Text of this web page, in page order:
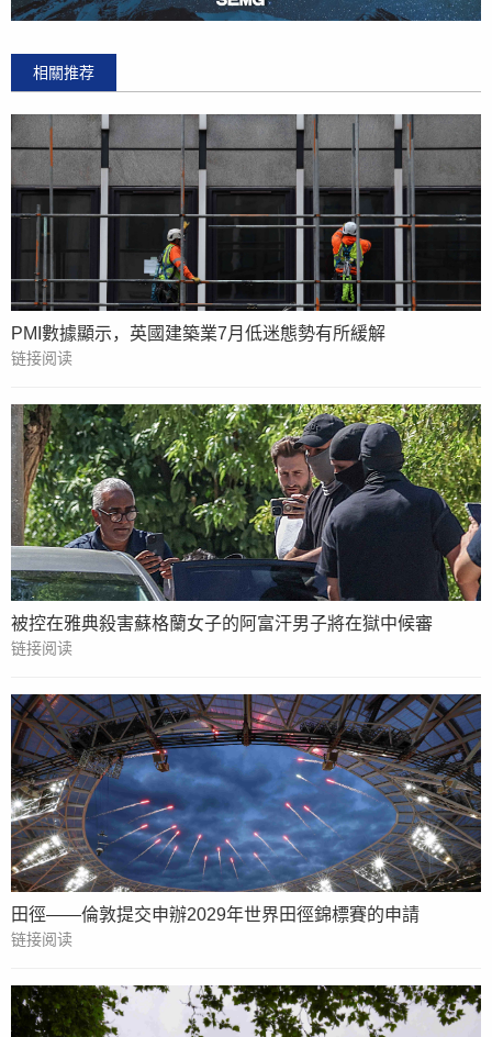
相關推荐
PMI數據顯示，英國建築業7月低迷態勢有所緩解
链接阅读
被控在雅典殺害蘇格蘭女子的阿富汗男子將在獄中候審
链接阅读
田徑——倫敦提交申辦2029年世界田徑錦標賽的申請
链接阅读